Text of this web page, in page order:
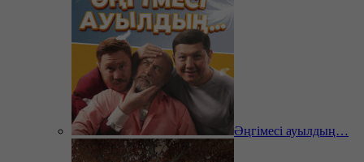
Әңгімесі ауылдың…